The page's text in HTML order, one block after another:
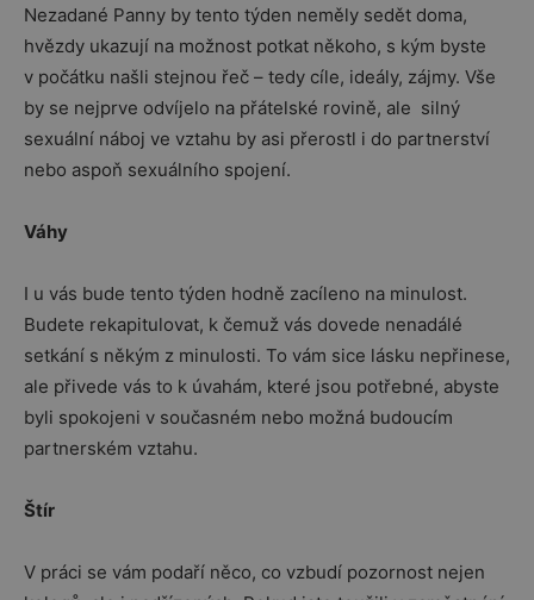
Nezadané Panny by tento týden neměly sedět doma,
hvězdy ukazují na možnost potkat někoho, s kým byste
v počátku našli stejnou řeč – tedy cíle, ideály, zájmy. Vše
by se nejprve odvíjelo na přátelské rovině, ale silný
sexuální náboj ve vztahu by asi přerostl i do partnerství
nebo aspoň sexuálního spojení.
Váhy
I u vás bude tento týden hodně zacíleno na minulost.
Budete rekapitulovat, k čemuž vás dovede nenadálé
setkání s někým z minulosti. To vám sice lásku nepřinese,
ale přivede vás to k úvahám, které jsou potřebné, abyste
byli spokojeni v současném nebo možná budoucím
partnerském vztahu.
Štír
V práci se vám podaří něco, co vzbudí pozornost nejen